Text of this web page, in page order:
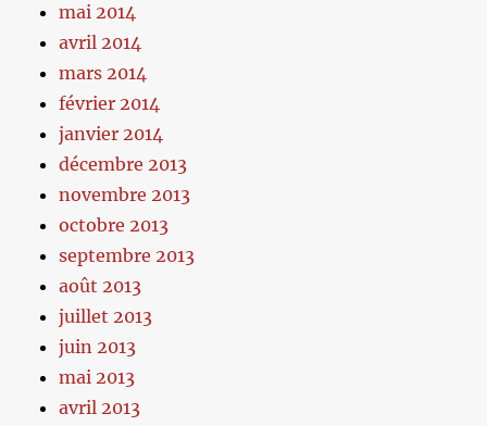
mai 2014
avril 2014
mars 2014
février 2014
janvier 2014
décembre 2013
novembre 2013
octobre 2013
septembre 2013
août 2013
juillet 2013
juin 2013
mai 2013
avril 2013